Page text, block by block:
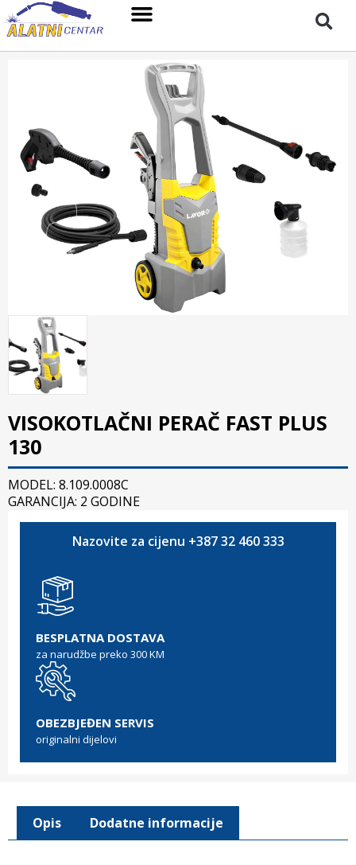
VISOKOTLAČNI PERAČ FAST PLUS
130
MODEL: 8.109.0008C
GARANCIJA: 2 GODINE
Nazovite za cijenu +387 32 460 333
BESPLATNA DOSTAVA
za narudžbe preko 300 KM
OBEZBJEĐEN SERVIS
originalni dijelovi
Opis Dodatne informacije